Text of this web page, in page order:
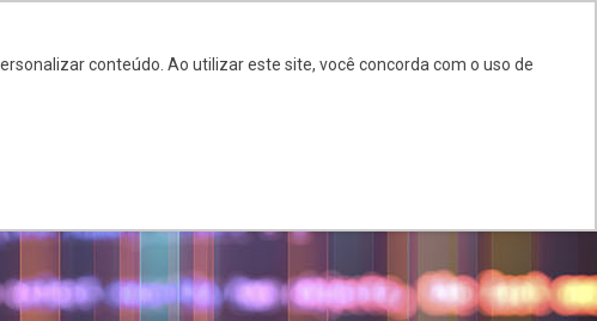
conteúdo. Ao utilizar este site, você concorda com o uso de